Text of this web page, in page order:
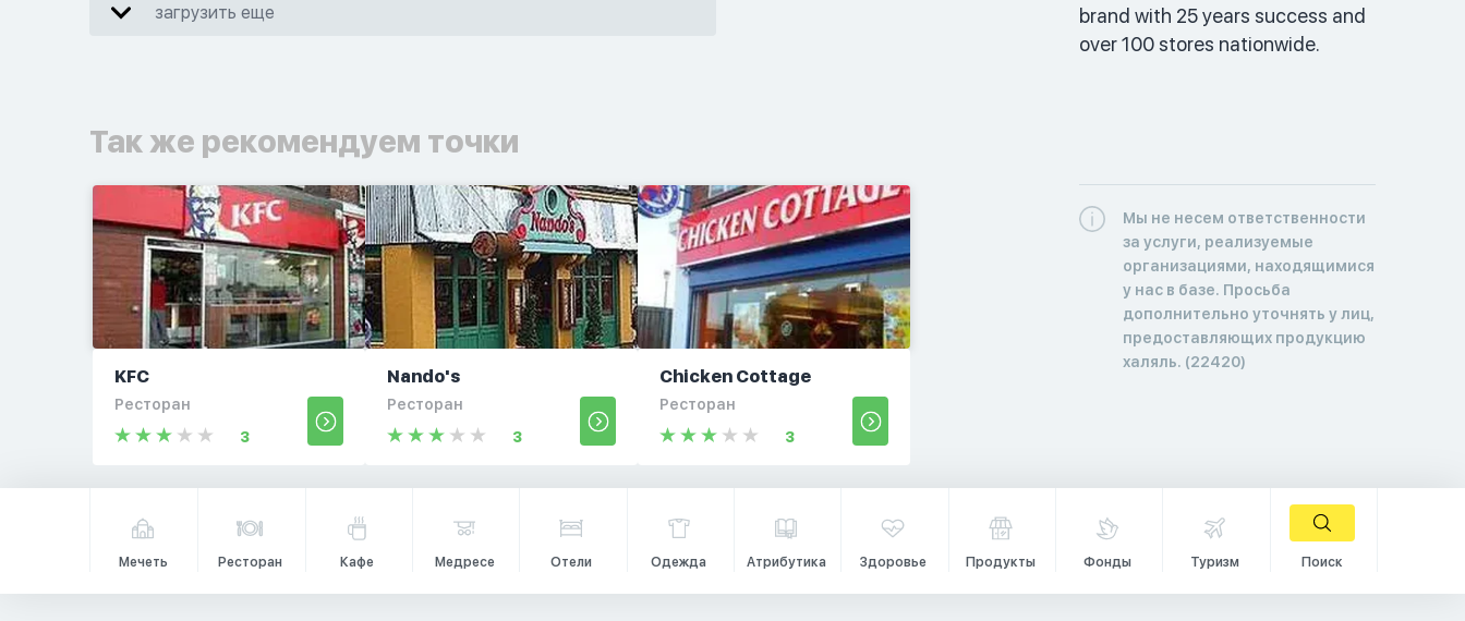
загрузить еще
Так же рекомендуем точки
KFC
Ресторан
3
Nando's
Ресторан
3
Chicken Cottage
Ресторан
3
brand with 25 years success and
over 100 stores nationwide.
Мы не несем ответственности
за услуги, реализуемые
организациями, находящимися
у нас в базе. Просьба
дополнительно уточнять у лиц,
предоставляющих продукцию
халяль. (22420)
Мечеть Ресторан Кафе Медресе Отели Одежда Атрибутика Здоровье Продукты Фонды Туризм Поиск